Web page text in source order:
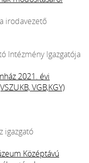
irodavezető
Intézmény Igazgatója
2021. évi
VGB,KGY)
igazgató
Középtávú